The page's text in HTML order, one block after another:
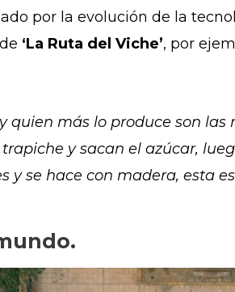
por la evolución de la
‘La Ruta del Viche’, por
quien más lo produce son
y sacan el azúcar,
y se hace con madera, esta